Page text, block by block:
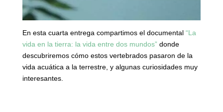
En esta cuarta entrega compartimos el documental “La
vida en la tierra: la vida entre dos mundos” donde
descubriremos cómo estos vertebrados pasaron de la
vida acuática a la terrestre, y algunas curiosidades muy
interesantes.